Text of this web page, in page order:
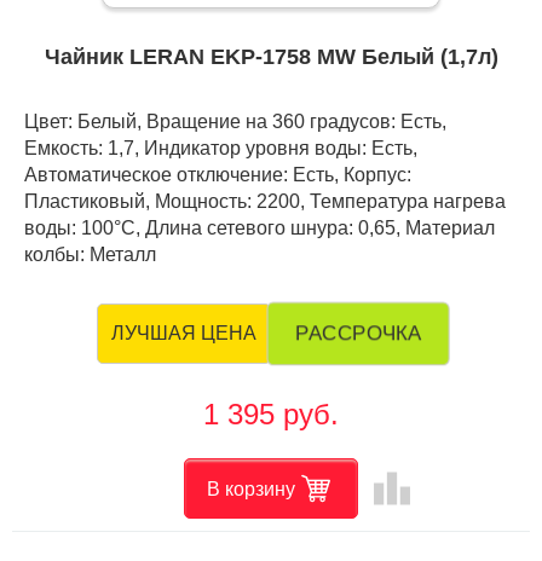
Чайник LERAN EKP-1758 MW Белый (1,7л)
Цвет: Белый, Вращение на 360 градусов: Есть,
Емкость: 1,7, Индикатор уровня воды: Есть,
Автоматическое отключение: Есть, Корпус:
Пластиковый, Мощность: 2200, Температура нагрева
воды: 100°C, Длина сетевого шнура: 0,65, Материал
колбы: Металл
ЛУЧШАЯ ЦЕНА РАССРОЧКА
1 395 руб.
В корзину leaderboard